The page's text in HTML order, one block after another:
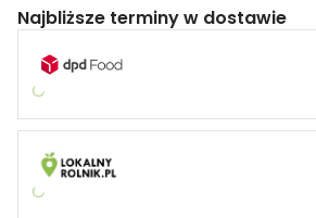
Najbliższe terminy w dostawie